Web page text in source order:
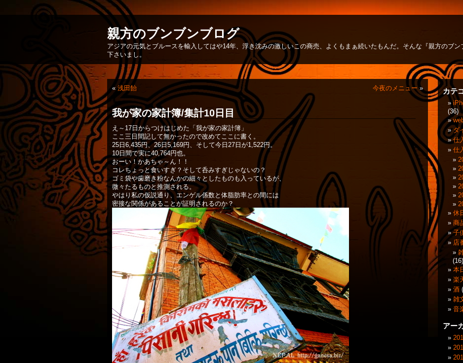
親方のブンブンブログ
アジアの元気とブルースを輸入してはや14年、浮き沈みの激しいこの商売、よくもまぁ続いたもんだ。そんな『親方のブ
下さいまし。
«浅田飴 今夜のメニュー»
我が家の家計簿/集計10日目
え～17日からつけはじめた「我が家の家計簿」
ここ三日間記して無かったので改めてここに書く。
25日6,435円、26日5,169円、そして今日27日が1,522円。
10日間で実に40,764円也。
おーい！かあちゃ～ん！！
コレちょっと食いすぎ？そして呑みすぎじゃないの？
ゴミ袋や歯磨き粉なんかの細々としたものも入っているが、
微々たるものと推測される。
やはり私の仮説通り、エンゲル係数と体脂肪率との間には
密接な関係があることが証明されるのか？
カテ
(36)
ダ
仕
仕
休
商
子
店
(16)
本
楽
酒
雑
音
アー